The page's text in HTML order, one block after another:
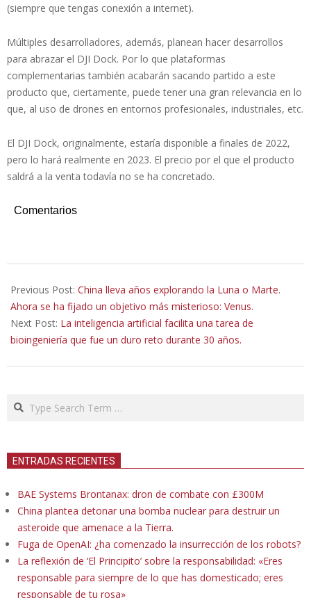
(siempre que tengas conexión a internet).
Múltiples desarrolladores, además, planean hacer desarrollos
para abrazar el DJI Dock. Por lo que plataformas
complementarias también acabarán sacando partido a este
producto que, ciertamente, puede tener una gran relevancia en lo
que, al uso de drones en entornos profesionales, industriales, etc.
El DJI Dock, originalmente, estaría disponible a finales de 2022,
pero lo hará realmente en 2023. El precio por el que el producto
saldrá a la venta todavía no se ha concretado.
Comentarios
11-
04
Previous Post: China lleva años explorando la Luna o Marte.
Ahora se ha fijado un objetivo más misterioso: Venus.
Next Post: La inteligencia artificial facilita una tarea de
bioingeniería que fue un duro reto durante 30 años.
Search
ENTRADAS RECIENTES
BAE Systems Brontanax: dron de combate con £300M
China plantea detonar una bomba nuclear para destruir un
asteroide que amenace a la Tierra.
Fuga de OpenAI: ¿ha comenzado la insurrección de los robots?
La reflexión de ‘El Principito’ sobre la responsabilidad: «Eres
responsable para siempre de lo que has domesticado; eres
responsable de tu rosa»